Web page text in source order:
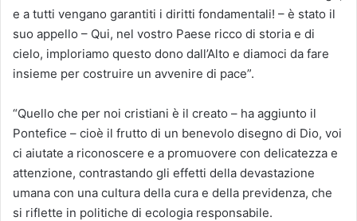
e a tutti vengano garantiti i diritti fondamentali! – è stato il
suo appello – Qui, nel vostro Paese ricco di storia e di
cielo, imploriamo questo dono dall’Alto e diamoci da fare
insieme per costruire un avvenire di pace”.
“Quello che per noi cristiani è il creato – ha aggiunto il
Pontefice – cioè il frutto di un benevolo disegno di Dio, voi
ci aiutate a riconoscere e a promuovere con delicatezza e
attenzione, contrastando gli effetti della devastazione
umana con una cultura della cura e della previdenza, che
si riflette in politiche di ecologia responsabile.